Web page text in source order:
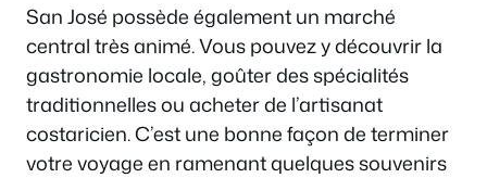
San José possède également un marché
central très animé. Vous pouvez y découvrir la
gastronomie locale, goûter des spécialités
traditionnelles ou acheter de l’artisanat
costaricien. C’est une bonne façon de terminer
votre voyage en ramenant quelques souvenirs